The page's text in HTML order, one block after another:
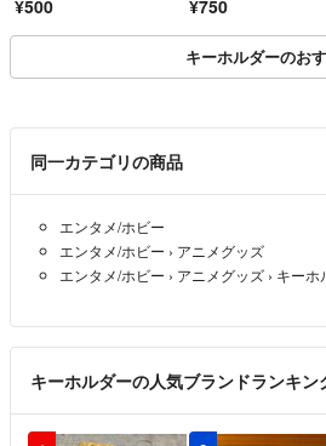
¥500 ¥750
キーホルダーのお
同一カテゴリの商品
エンタメ/ホビー
エンタメ/ホビー › アニメグッズ
エンタメ/ホビー › アニメグッズ › キーホ
キーホルダーの人気ブランドランキン